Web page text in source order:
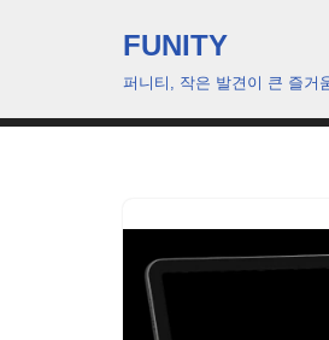
츠
FUNITY
퍼니티, 작은 발견이 큰 즐거